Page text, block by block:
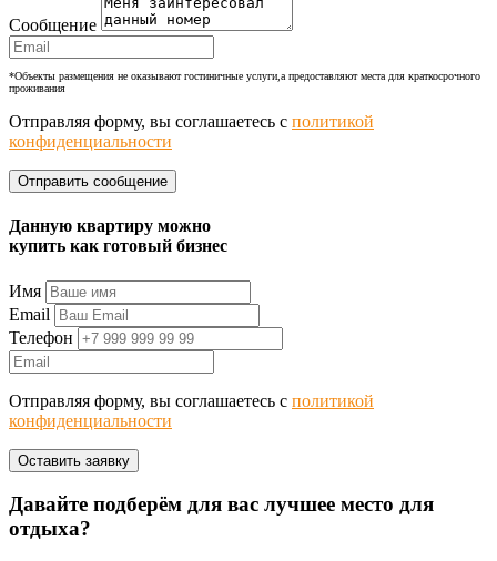
Сообщение
*Объекты размещения не оказывают гостиничные услуги,а предоставляют места для краткосрочного
проживания
Отправляя форму, вы соглашаетесь с политикой
конфиденциальности
Данную квартиру можно
купить как готовый бизнес
Имя
Email
Телефон
Отправляя форму, вы соглашаетесь с политикой
конфиденциальности
Давайте подберём для вас лучшее место для
отдыха?